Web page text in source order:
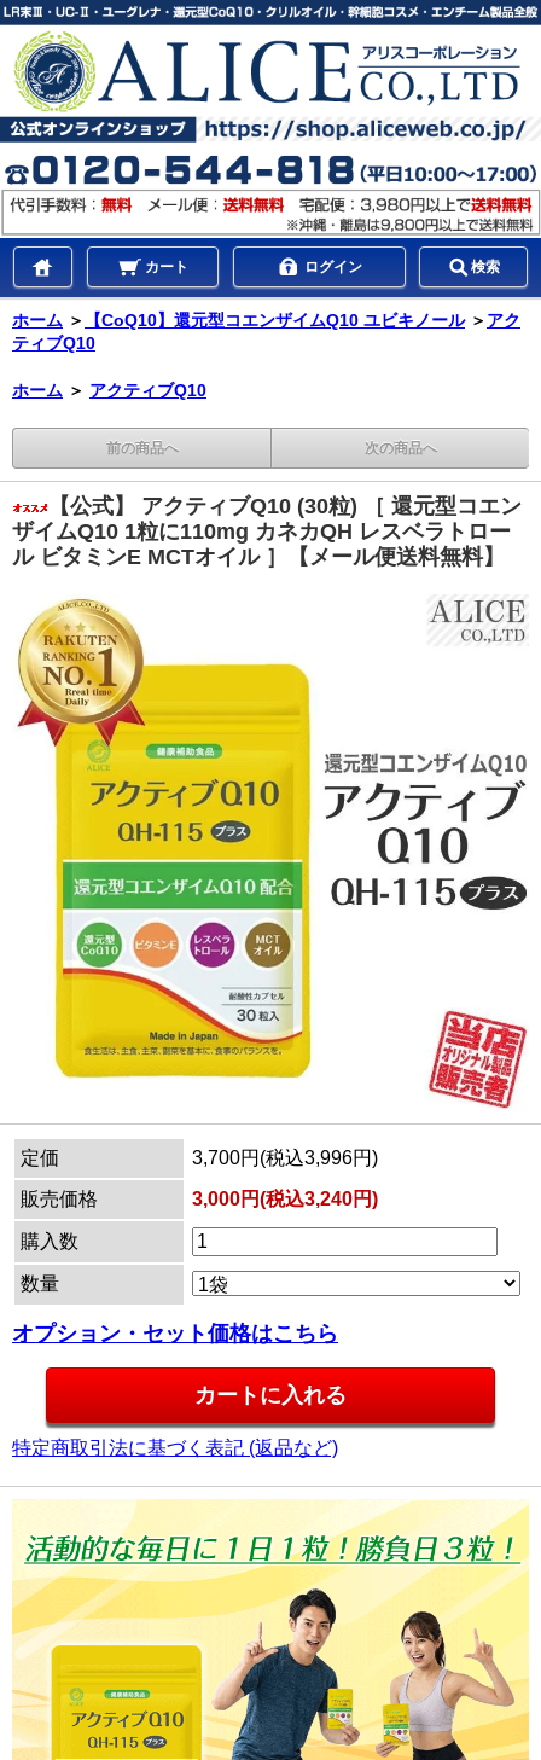
カート ログイン 検索
ホーム ＞ 【CoQ10】還元型コエンザイムQ10 ユビキノール ＞ アク
ティブQ10
ホーム ＞ アクティブQ10
前の商品へ 次の商品へ
【公式】 アクティブQ10 (30粒) ［ 還元型コエン
ザイムQ10 1粒に110mg カネカQH レスベラトロー
ル ビタミンE MCTオイル ］【メール便送料無料】
定価
3,700円(税込3,996円)
販売価格
3,000円(税込3,240円)
購入数
数量
オプション・セット価格はこちら
特定商取引法に基づく表記 (返品など)